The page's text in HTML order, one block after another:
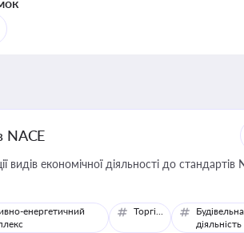
NACE
видів економічної діяльності до стандартів
енергетичний
Торгівля
Будівельна
діяльність